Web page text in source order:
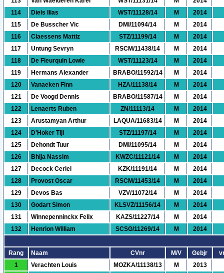
114
Diels Ilias WST/11128/14 M
2014
115
De Busscher Vic DMI/11094/14 M
2014
116
Claessens Mattiz STZ/11199/14 M
2014
117
Untung Sevryn RSCM/11438/14 M
2014
118
De Fleurquin Lowie WST/11123/14 M
2014
119
Hermans Alexander BRABO/11592/14 M
2014
120
Vanaeken Finn HZA/11138/14 M
2014
121
De Voogd Dennis BRABO/11587/14 M
2014
122
Lenaerts Ruben ZN/11113/14 M
2014
123
Arustamyan Arthur LAQUA/11683/14 M
2014
124
D'Hoker Tijl STZ/11197/14 M
2014
125
Dehondt Tuur DMI/11095/14 M
2014
126
Bhija Nassim KWZC/11121/14 M
2014
127
Decock Ceriel KZK/11191/14 M
2014
128
Provost Oscar RSCM/11453/14 M
2014
129
Devos Bas VZV/11072/14 M
2014
130
Godart Simon KLSVZ/11156/14 M
2014
131
Winnepenninckx Felix KAZS/11227/14 M
2014
132
Henrion William SCSG/11269/14 M 2014
Rang Naam CVnr M/V Gebjr
1
Verachten Louis MOZKA/11138/13 M
2013